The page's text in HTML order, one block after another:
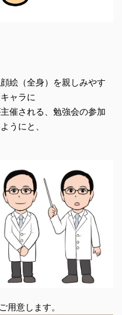
絵（全身）を親しみやす
ャラに
催される、勉強会の参加
うにと、
意します。